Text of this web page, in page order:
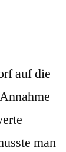
auf die
man